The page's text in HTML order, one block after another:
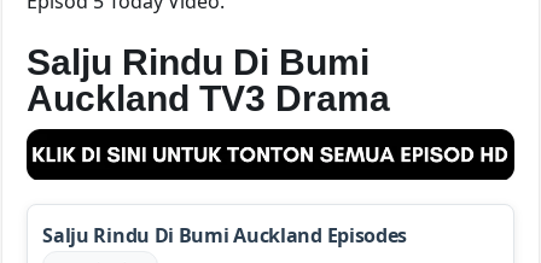
Salju Rindu Di Bumi
Auckland TV3 Drama
Salju Rindu Di Bumi Auckland Episodes